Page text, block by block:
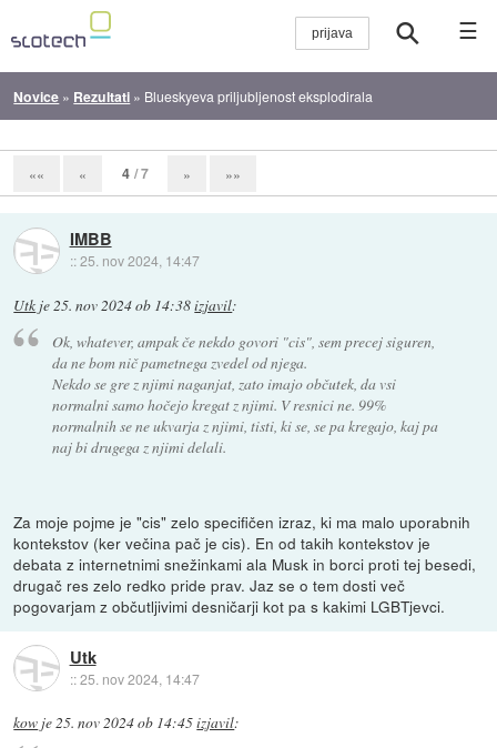
☰
Novice » Rezultati » Blueskyeva priljubljenost eksplodirala
«« « 4 / 7 » »»
IMBB
::25. nov 2024, 14:47
Utk je25. nov 2024 ob 14:38izjavil:
Ok, whatever, ampak če nekdo govori "cis", sem precej siguren,
da ne bom nič pametnega zvedel od njega.
Nekdo se gre z njimi naganjat, zato imajo občutek, da vsi
normalni samo hočejo kregat z njimi. V resnici ne. 99%
normalnih se ne ukvarja z njimi, tisti, ki se, se pa kregajo, kaj pa
naj bi drugega z njimi delali.
Za moje pojme je "cis" zelo specifičen izraz, ki ma malo uporabnih
kontekstov (ker večina pač je cis). En od takih kontekstov je
debata z internetnimi snežinkami ala Musk in borci proti tej besedi,
drugač res zelo redko pride prav. Jaz se o tem dosti več
pogovarjam z občutljivimi desničarji kot pa s kakimi LGBTjevci.
Utk
::25. nov 2024, 14:47
kow je25. nov 2024 ob 14:45izjavil: